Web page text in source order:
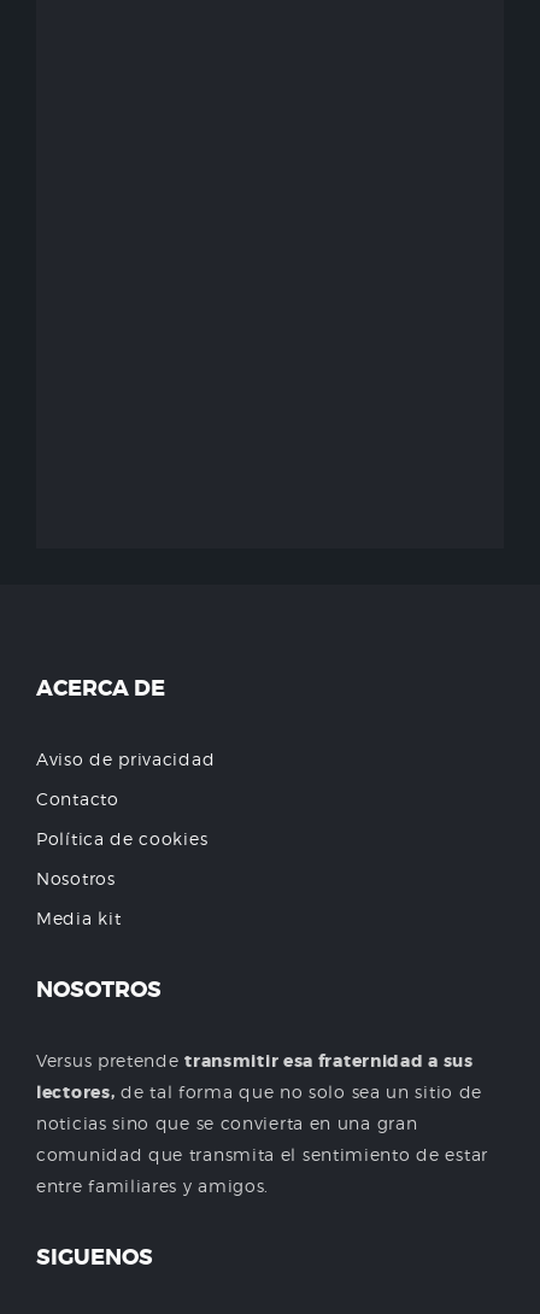
ACERCA DE
Aviso de privacidad
Contacto
Política de cookies
Nosotros
Media kit
NOSOTROS
Versus pretendetransmitir esa fraternidad a sus
lectores, de tal forma que no solo sea un sitio de
noticias sino que se convierta en una gran
comunidad que transmita el sentimiento de estar
entre familiares y amigos.
SIGUENOS